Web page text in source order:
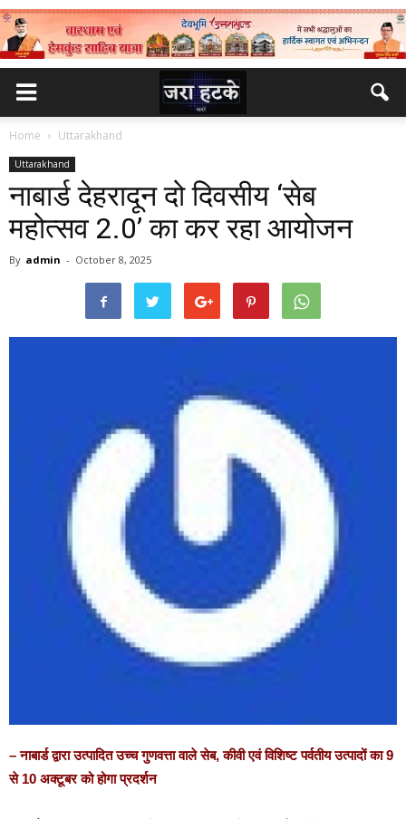
Home Uttarakhand
Uttarakhand
नाबार्ड देहरादून दो दिवसीय ‘सेब
महोत्सव 2.0’ का कर रहा आयोजन
By admin - October 8, 2025
– नाबार्ड द्वारा उत्पादित उच्च गुणवत्ता वाले सेब, कीवी एवं विशिष्ट पर्वतीय उत्पादों का 9
से 10 अक्टूबर को होगा प्रदर्शन